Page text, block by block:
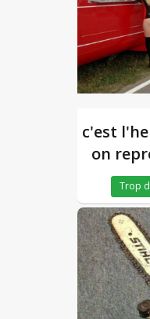
c'est
on
Trop